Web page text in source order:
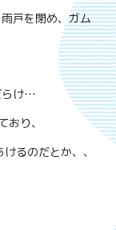
戸を閉め、ガム
らけ…
り、
るのだとか、、